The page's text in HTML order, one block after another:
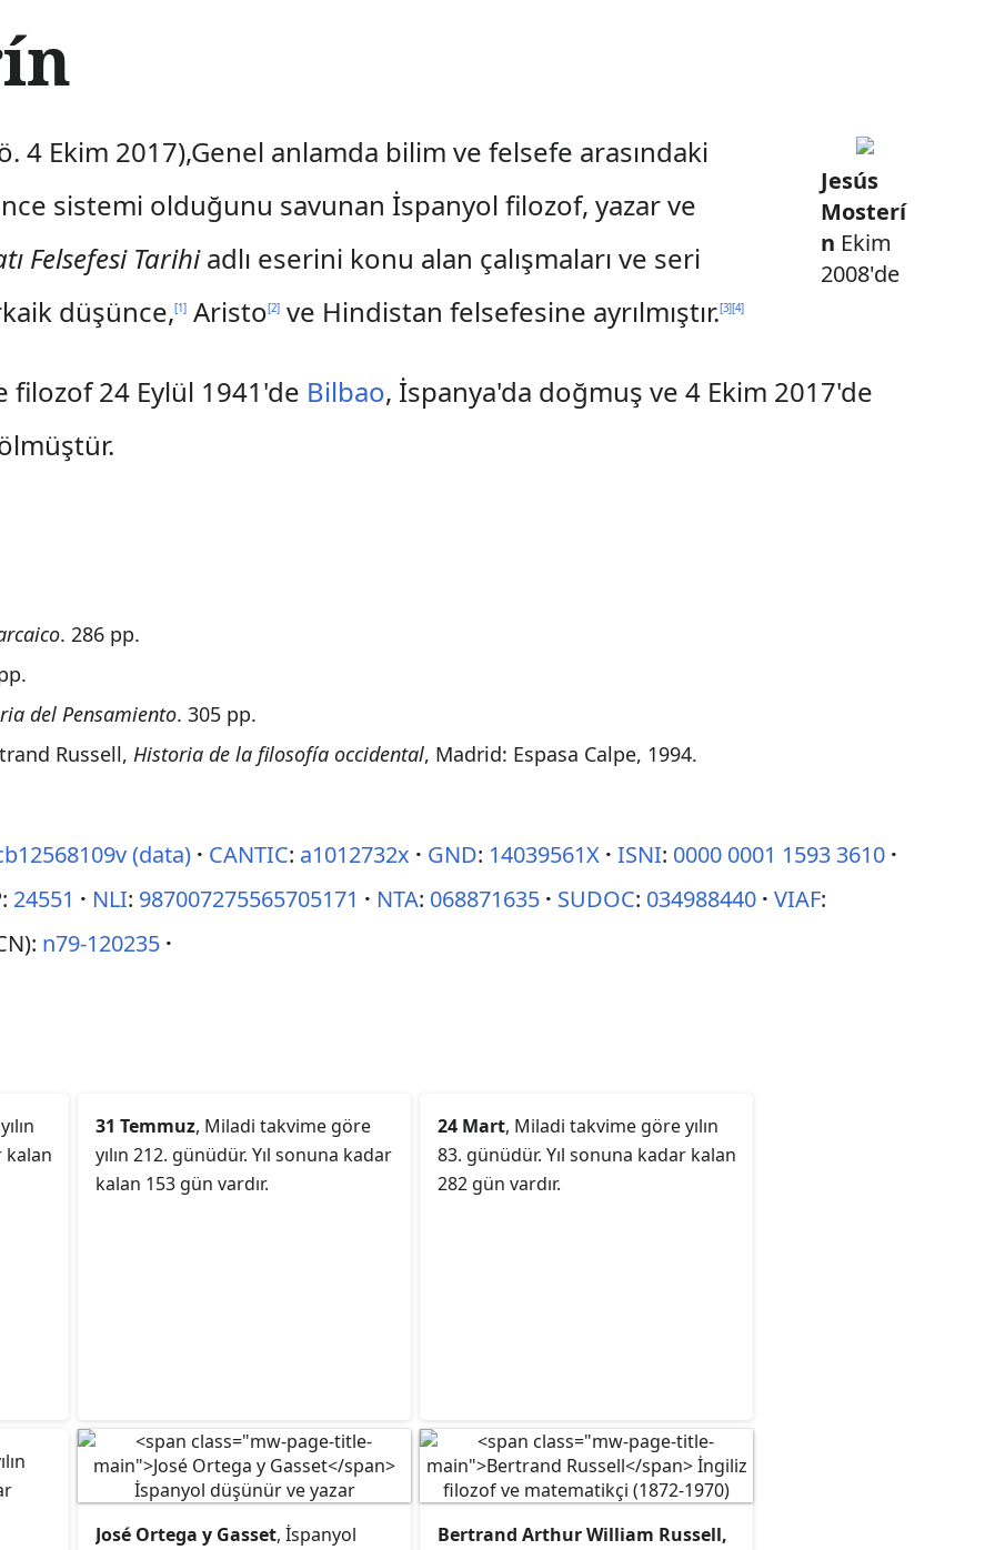
Jesús
Mosterí
n Ekim
2008'de
4 Ekim 2017),Genel anlamda bilim ve felsefe arasındaki
sistemi olduğunu savunan İspanyol filozof, yazar ve
Felsefesi Tarihiadlı eserini konu alan çalışmaları ve seri
düşünce,[1] Aristo[2] ve Hindistan felsefesine ayrılmıştır.[3][4]
filozof 24 Eylül 1941'de Bilbao, İspanya'da doğmuş ve 4 Ekim 2017'de
. 286 pp.
del Pensamiento. 305 pp.
Russell,Historia de la filosofía occidental, Madrid: Espasa Calpe, 1994.
(data) CANTIC: a1012732x GND: 14039561X ISNI: 0000 0001 1593 3610
24551 NLI: 987007275565705171 NTA: 068871635 SUDOC: 034988440 VIAF:
n79-120235
kalan
31 Temmuz, Miladi takvime göre
yılın 212. günüdür. Yıl sonuna kadar
kalan 153 gün vardır.
24 Mart, Miladi takvime göre yılın
83. günüdür. Yıl sonuna kadar kalan
282 gün vardır.
José Ortega y Gasset, İspanyol
Bertrand Arthur William Russell,